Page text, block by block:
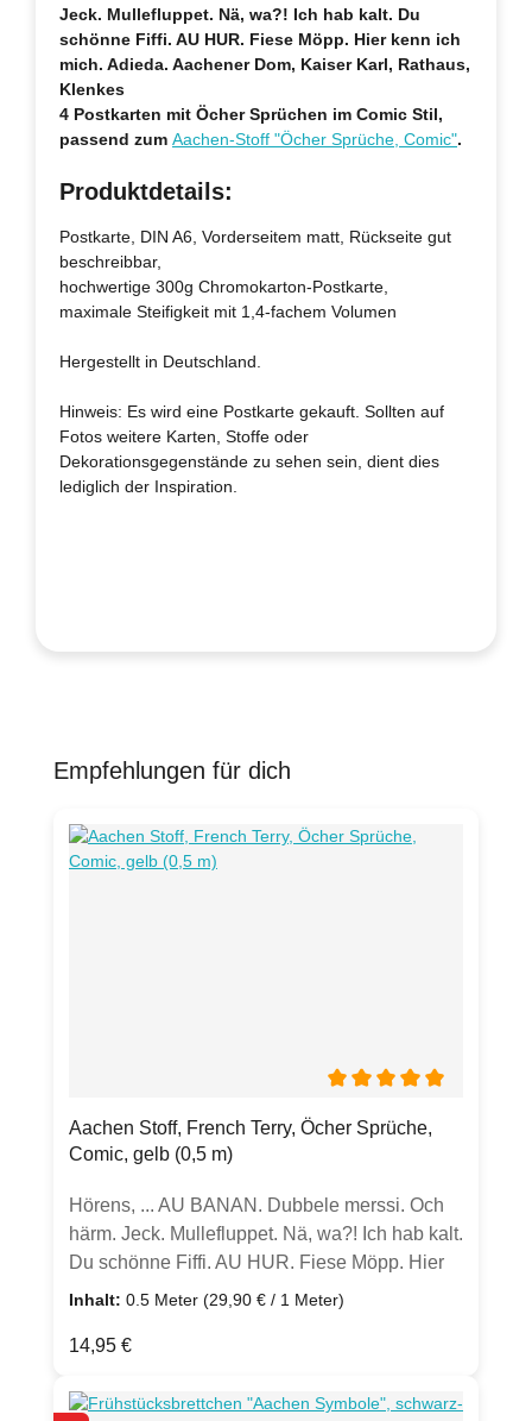
Jeck. Mullefluppet. Nä, wa?! Ich hab kalt. Du
schönne Fiffi. AU HUR. Fiese Möpp. Hier kenn ich
mich. Adieda. Aachener Dom, Kaiser Karl, Rathaus,
Klenkes
4 Postkarten mit Öcher Sprüchen im Comic Stil,
passend zum Aachen-Stoff "Öcher Sprüche, Comic".
Produktdetails:
Postkarte, DIN A6, Vorderseitem matt, Rückseite gut
beschreibbar,
hochwertige 300g Chromokarton-Postkarte,
maximale Steifigkeit mit 1,4-fachem Volumen
Hergestellt in Deutschland.
Hinweis: Es wird eine Postkarte gekauft. Sollten auf
Fotos weitere Karten, Stoffe oder
Dekorationsgegenstände zu sehen sein, dient dies
lediglich der Inspiration.
Produktgalerie überspringen
Empfehlungen für dich
Aachen Stoff, French Terry, Öcher Sprüche,
Comic, gelb (0,5 m)
Hörens, ... AU BANAN. Dubbele merssi. Och
härm. Jeck. Mullefluppet. Nä, wa?! Ich hab kalt.
Du schönne Fiffi. AU HUR. Fiese Möpp. Hier
kenn ich mich. Adieda. Öcher Sprüche im
Nähprojekt.Dieser Aachen French Terry eignet
Pulli, Shirt, Babyhose oder Strampler,
Inhalt: 0.5 Meter (29,90 € / 1 Meter)
Regulärer Preis:
14,95 €